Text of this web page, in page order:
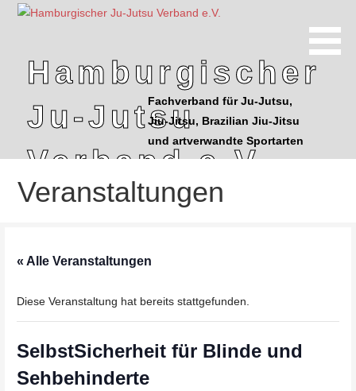
Hamburgischer
Ju-Jutsu
Verband e.V.
Fachverband für Ju-Jutsu,
Jiu-Jitsu, Brazilian Jiu-Jitsu
und artverwandte Sportarten
Veranstaltungen
« Alle Veranstaltungen
Diese Veranstaltung hat bereits stattgefunden.
SelbstSicherheit für Blinde und
Sehbehinderte